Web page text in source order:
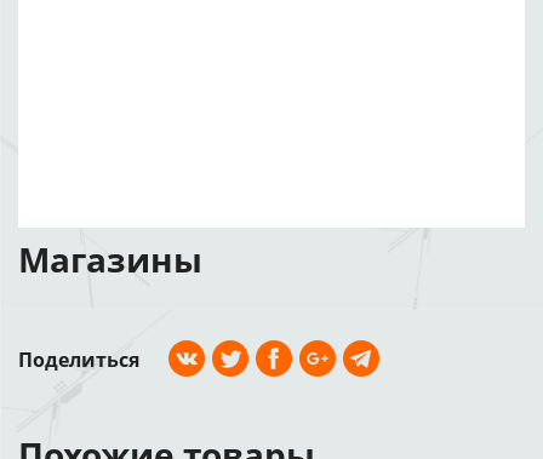
Магазины
Поделиться